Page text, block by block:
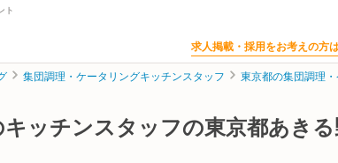
ト
求人掲載・採用をお考えの方
集団調理・ケータリングキッチンスタッフ 東京都の集団調理
ッチンスタッフの東京都あき